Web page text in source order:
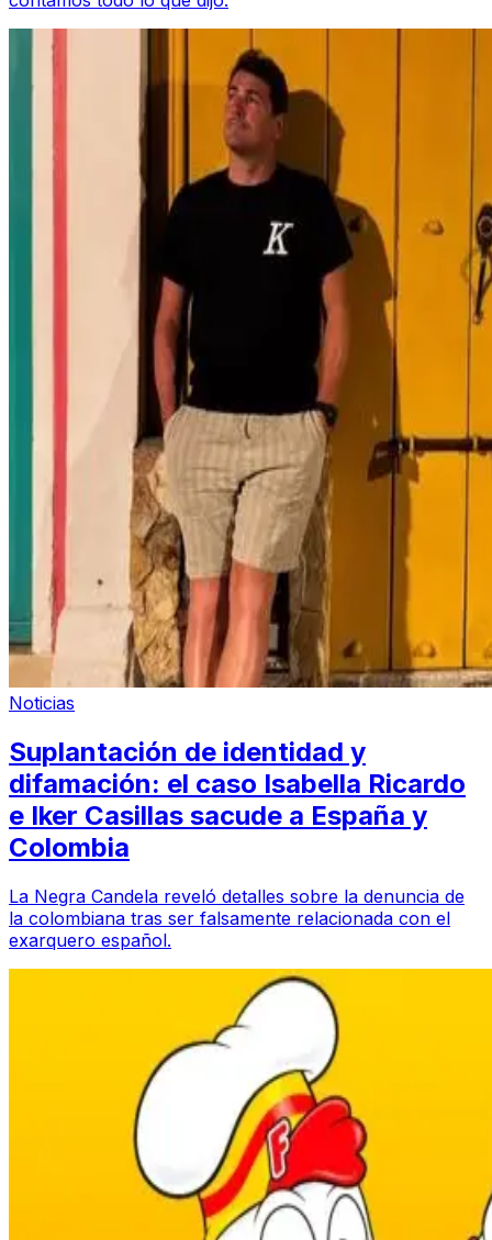
Noticias
Suplantación de identidad y
difamación: el caso Isabella Ricardo
e Iker Casillas sacude a España y
Colombia
La Negra Candela reveló detalles sobre la denuncia de
la colombiana tras ser falsamente relacionada con el
exarquero español.